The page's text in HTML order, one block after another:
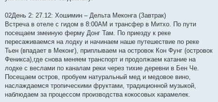
02День 2: 27.12: Хошимин – Дельта Меконга (Завтрак)
Встреча в отеле с гидом в 8:00AM и трансфер в Митхо. По пути
посещаем змеиную ферму Донг Там. По приезду к реке
пересаживаемся на лодку и начинаем наше путешествие по реке
Тьен (впадает в Меконг), приплываем на островок Кон Фунг (островок
Феникса),где снова меняем транспорт и продолжаем катание на
лодке с веслами по каналам реки через тихие деревни в Бен Че.
Посещаем остров, пробуем натуральный мед и медовое вино,
наслаждаемся тропическими фруктами, традиционной музыкой,
наблюдаем за процессом производства кокосовых карамелек.